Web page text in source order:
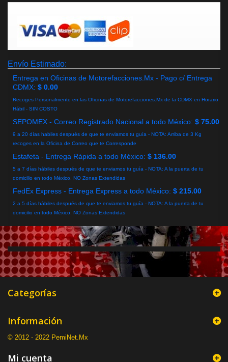
Envío Estimado:
Entrega en Oficinas de Motorefacciones.Mx - Pago c/ Entrega
CDMX: $ 0.00
Recoges Personalmente en las Oficinas de Motorefacciones.Mx de la CDMX en Horario
Hábil - SIN COSTO
SEPOMEX - Correo Registrado Nacional a todo México: $ 75.00
9 a 20 días habiles después de que te enviamos tu guía - NOTA: Arriba de 3 Kg
recoges en la Oficina de Correo que te Corresponde
Estafeta - Entrega Rápida a todo México: $ 136.00
5 a 7 días hábiles después de que te enviamos tu guía - NOTA: A la puerta de tu
domicilio en todo México, NO Zonas Extendidas
FedEx Express - Entrega Express a todo México: $ 215.00
2 a 5 días hábiles después de que te enviamos tu guía - NOTA: A la puerta de tu
domicilio en todo México, NO Zonas Extendidas
Categorías
Información
© 2012 - 2022 PemiNet.Mx
Mi cuenta